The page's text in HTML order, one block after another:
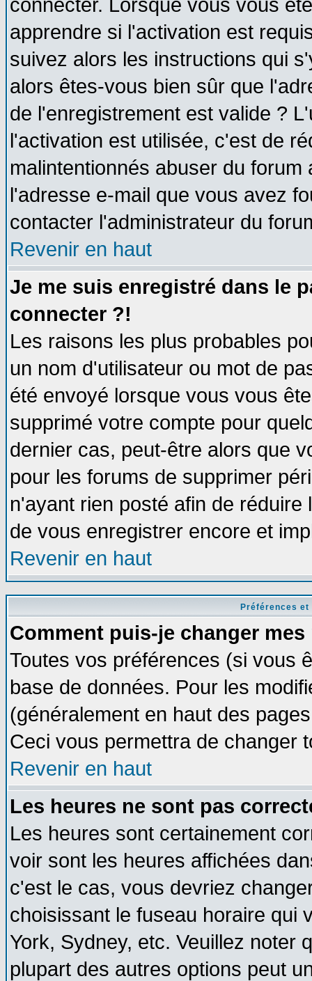
connecter. Lorsque vous vous
apprendre si l'activation est
suivez alors les instructions qui
alors êtes-vous bien sûr que
de l'enregistrement est valide ?
l'activation est utilisée, c'est de
malintentionnés abuser du
l'adresse e-mail que vous avez
contacter l'administrateur du
Revenir en haut
Je me suis enregistré dans le
connecter ?!
Les raisons les plus probables
un nom d'utilisateur ou mot de
été envoyé lorsque vous vous
supprimé votre compte pour
dernier cas, peut-être alors que
pour les forums de supprimer
n'ayant rien posté afin de
de vous enregistrer encore et
Revenir en haut
Préférences
Comment puis-je changer mes
Toutes vos préférences (si vous
base de données. Pour les
(généralement en haut des
Ceci vous permettra de changer
Revenir en haut
Les heures ne sont pas
Les heures sont certainement
voir sont les heures affichées
c'est le cas, vous devriez
choisissant le fuseau horaire qui
York, Sydney, etc. Veuillez noter
plupart des autres options peut